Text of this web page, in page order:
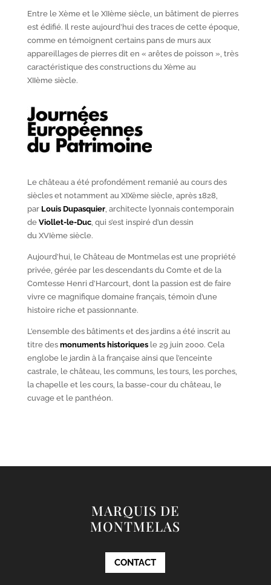
Entre le Xèmeet le XIIèmesiècle, un bâtiment de pierres
est édifié. Il reste aujourd’hui des traces de cette époque,
comme en témoignent certains pans de murs aux
appareillages de pierres dit en « arêtes de poisson », très
caractéristique des constructions du Xèmeau
XIIèmesiècle.
Le château a été profondément remanié au cours des
siècles et notamment au XIXèmesiècle, après 1828,
par Louis Dupasquier, architecte lyonnais contemporain
de Viollet-le-Duc, qui s’est inspiré d’un dessin
du XVIèmesiècle.
Aujourd’hui, le Château de Montmelas est une propriété
privée, gérée par les descendants du Comte et de la
Comtesse Henri d’Harcourt, dont la passion est de faire
vivre ce magnifique domaine français, témoin d’une
histoire riche et passionnante.
L’ensemble des bâtiments et des jardins a été inscrit au
titre des monuments historiquesle 29 juin 2000. Cela
englobe le jardin à la française ainsi que l’enceinte
castrale, le château, les communs, les tours, les porches,
la chapelle et les cours, la basse-cour du château, le
cuvage et le panthéon.
MARQUIS DE
MONTMELAS
CONTACT